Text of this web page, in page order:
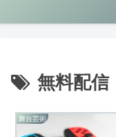
無料配信
舞台芸術